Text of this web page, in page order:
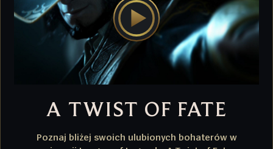
A TWIST OF FATE
Poznaj bliżej swoich ulubionych bohaterów w